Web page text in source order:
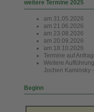
weitere Termine 2025
am 31.05.2026
am 21.06.2026
am 23.08.2026
am 20.09.2026
am 18.10.2026
Termine auf
Weitere
Jochen Kaminsky
Beginn